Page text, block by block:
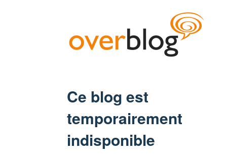
Ce blog est
temporairement
indisponible